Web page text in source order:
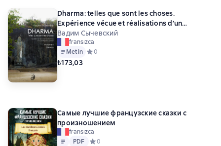
Dharma: telles que sont les choses.
Expérience vécue et réalisations d’un
pratiquant spirituel. Volume I. L’Univers
Вадим Сычевский
fransızca
Metin Средний рейтинг 0 на основе 0 оценок
0
₺173,03
Самые лучшие французские сказки с
произношением
fransızca
Metin
PDF
PDF Средний рейтинг 0 на основе 0 оценок
0